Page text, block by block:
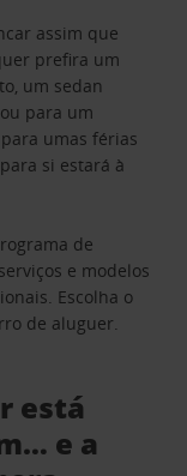
assim que
prefira um
um sedan
para um
umas férias
si estará à
de
e modelos
Escolha o
de aluguer.
está
e a